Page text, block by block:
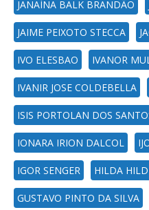
JANAÍNA BALK BRANDÃO
JAIME PEIXOTO STECCA
IVO ELESBAO IVANOR
IVANIR JOSE COLDEBELLA
ISIS PORTOLAN DOS
IONARA IRION DALCOL
IGOR SENGER HILDA
GUSTAVO PINTO DA SILVA